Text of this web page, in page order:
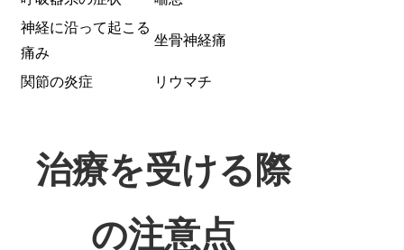
神経に沿って起こる
痛み
坐骨神経痛
関節の炎症 リウマチ
治療を受ける際
の注意点